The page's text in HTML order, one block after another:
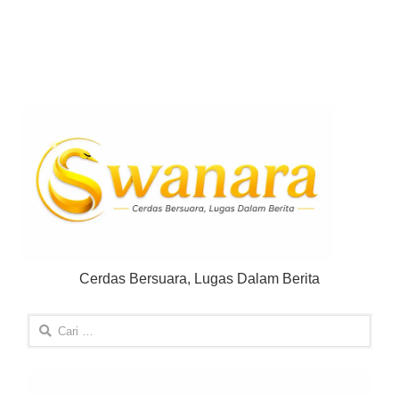
Cerdas Bersuara, Lugas Dalam Berita
Cari